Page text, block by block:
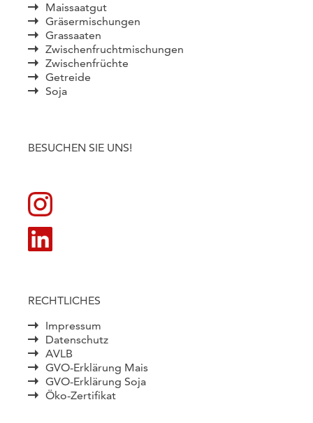
Maissaatgut
Gräsermischungen
Grassaaten
Zwischenfruchtmischungen
Zwischenfrüchte
Getreide
Soja
BESUCHEN SIE UNS!
RECHTLICHES
Impressum
Datenschutz
AVLB
GVO-Erklärung Mais
GVO-Erklärung Soja
Öko-Zertifikat